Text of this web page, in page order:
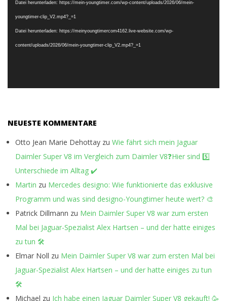
Datei herunterladen: https://mein-youngtimer.com/wp-content/uploads/2026/06/mein-
youngtimer-clip_V2.mp4?_=1
Datei herunterladen: https://meinyoungtimercom4162.live-website.com/wp-
content/uploads/2026/06/mein-youngtimer-clip_V2.mp4?_=1
NEUESTE KOMMENTARE
Otto Jean Marie Dehottay zu Wie fährt sich mein Jaguar
Daimler Super V8 im Vergleich zum Daimler V8❓Hier sind 5️⃣
Unterschiede im Alltag ✔️
Martin zu Mercedes designo: Wie funktionierte das exklusive
Programm und was sind designo-Youngtimer heute wert? 🎨
Patrick Dillmann zu Mein Daimler Super V8 war zum ersten
Mal bei Jaguar-Spezialist Alex Hartsen – und der hatte einiges
zu tun 🛠️
Elmar Noll zu Mein Daimler Super V8 war zum ersten Mal bei
Jaguar-Spezialist Alex Hartsen – und der hatte einiges zu tun
🛠️
Michael zu Ich habe einen Jaguar Daimler Super V8 gekauft! 🥳